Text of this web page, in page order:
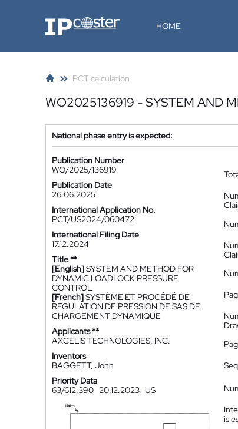
IP-Coster HOME
PCT calculation
WO2025136919 - SYSTEM AND
National phase entry is expected:
Publication Number
WO/2025/136919
Publication Date
26.06.2025
International Application No.
PCT/US2024/060472
International Filing Date
17.12.2024
Title **
[English]SYSTEM AND METHOD FOR
DYNAMIC LOADLOCK PRESSURE
CONTROL
[French]SYSTÈME ET PROCÉDÉ DE
RÉGULATION DE PRESSION DE SAS DE
CHARGEMENT DYNAMIQUE
Applicants **
AXCELIS TECHNOLOGIES, INC.
Inventors
BAGGETT, John
Priority Data
63/612,390 20.12.2023 US
is